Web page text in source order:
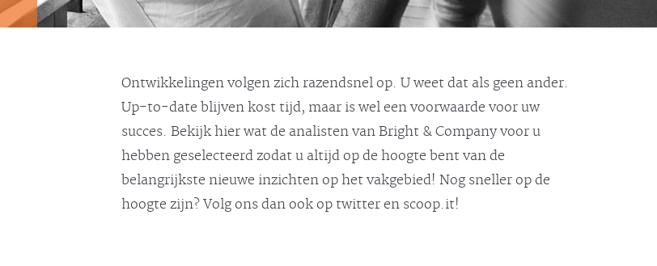
Ontwikkelingen volgen zich razendsnel op. U weet dat als geen ander.
Up-to-date blijven kost tijd, maar is wel een voorwaarde voor uw
succes. Bekijk hier wat de analisten van Bright & Company voor u
hebben geselecteerd zodat u altijd op de hoogte bent van de
belangrijkste nieuwe inzichten op het vakgebied! Nog sneller op de
hoogte zijn? Volg ons dan ook op twitter en scoop.it!